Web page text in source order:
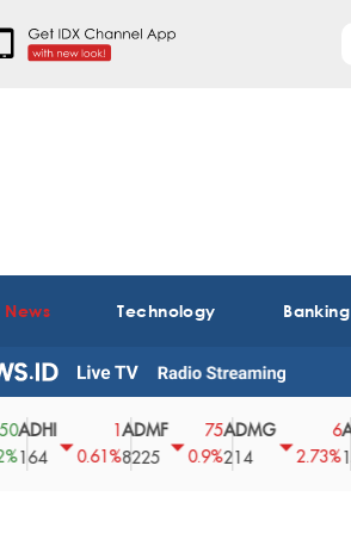
Technology Banking
0.61%
ADMF
8225
75
0.9%
ADMG
214
2.73%
ADMR
1510